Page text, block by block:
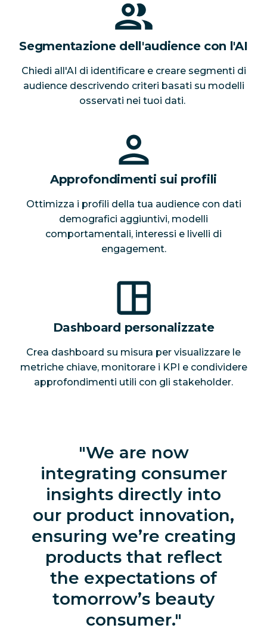
Segmentazione dell'audience con l'AI
Chiedi all'AI di identificare e creare segmenti di
audience descrivendo criteri basati su modelli
osservati nei tuoi dati.
Approfondimenti sui profili
Ottimizza i profili della tua audience con dati
demografici aggiuntivi, modelli
comportamentali, interessi e livelli di
engagement.
Dashboard personalizzate
Crea dashboard su misura per visualizzare le
metriche chiave, monitorare i KPI e condividere
approfondimenti utili con gli stakeholder.
We are now
integrating consumer
insights directly into
our product innovation,
ensuring we’re creating
products that reflect
the expectations of
tomorrow’s beauty
consumer.